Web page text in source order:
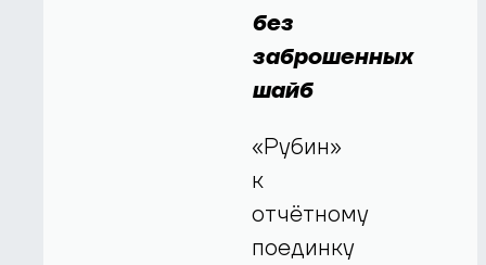
без
заброшенных
шайб
«Рубин»
к
отчётному
поединку